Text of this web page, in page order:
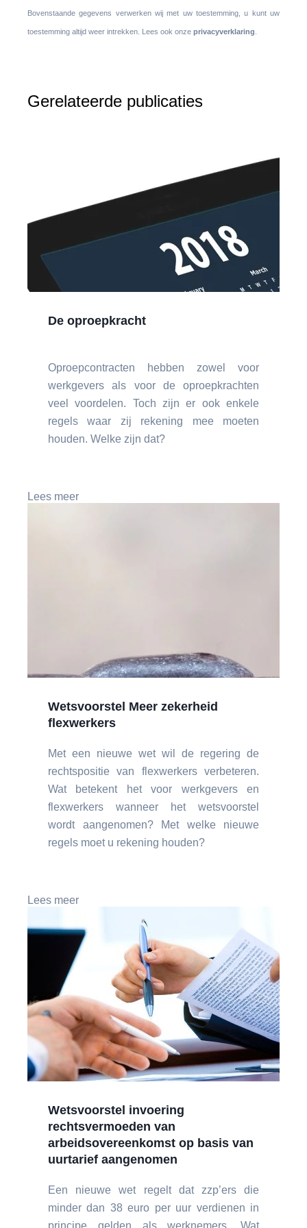
Bovenstaande gegevens verwerken wij met uw toestemming, u kunt uw
toestemming altijd weer intrekken. Lees ook onze privacyverklaring
Gerelateerde publicaties
De oproepkracht
Oproepcontracten hebben zowel voor
werkgevers als voor de oproepkrachten
veel voordelen. Toch zijn er ook enkele
regels waar zij rekening mee moeten
houden. Welke zijn dat?
Lees meer
Wetsvoorstel Meer zekerheid
flexwerkers
Met een nieuwe wet wil de regering de
rechtspositie van flexwerkers verbeteren.
Wat betekent het voor werkgevers en
flexwerkers wanneer het wetsvoorstel
wordt aangenomen? Met welke nieuwe
regels moet u rekening houden?
Lees meer
Wetsvoorstel invoering
rechtsvermoeden van
arbeidsovereenkomst op basis van
uurtarief aangenomen
Een nieuwe wet regelt dat zzp’ers die
minder dan 38 euro per uur verdienen in